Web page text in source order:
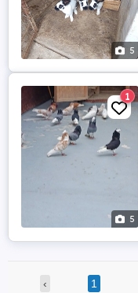
5
5
1
‹ 1